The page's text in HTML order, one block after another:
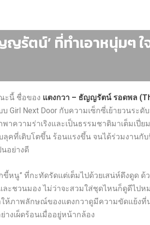
รัตน์’ ที่ทำเอาหนุ่มๆ ใ
ะนี้ ชื่อของ แตงกวา – ธัญญรัตน์ รอดพล
Next Door กับความเซ็กซี่เย้ายวนระดั
วามร่าเริงและเป็นธรรมชาติมาเต็มเปี่ย
คที่เติบโตขึ้น ร้อนแรงขึ้น จนได้ร่วมงานกั
อย่างดี
หนู” ที่กะทัดรัดแต่เต็มไปด้วยเสน่ห์ดึงดูด ด้
ะชวนมอง ไม่ว่าจะสวมใส่ชุดไหนก็ดูดีไปห
ห้ภาพลักษณ์ของแตงกวาดูมีความขัดแย้งที่
งเผ็ดร้อนเมื่ออยู่หน้ากล้อง